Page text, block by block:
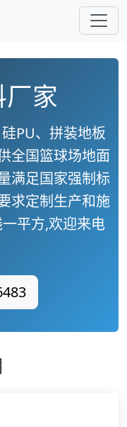
家
PU、拼装地板
全国篮球场地面
满足国家强制标
求定制生产和施
平方,欢迎来电